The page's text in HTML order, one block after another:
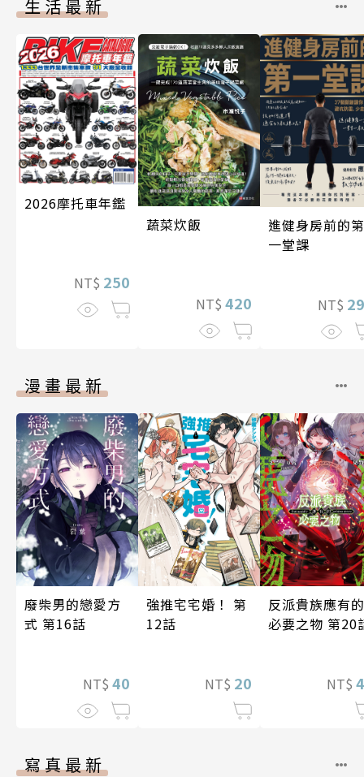
生活最新
2026摩托車年鑑
NT$ 250
蔬菜炊飯
NT$ 420
進健身房前的第
一堂課
NT$
漫畫最新
廢柴男的戀愛方
式 第16話
NT$ 40
強推宅宅婚！ 第
12話
NT$ 20
反派貴族應有的
必要之物 第20
NT$
寫真最新